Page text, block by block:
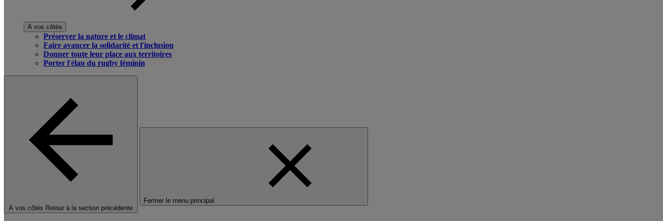
A vos côtés
Préserver la nature et le climat
Faire avancer la solidarité et l'inclusion
Donner toute leur place aux territoires
Porter l'élan du rugby féminin
A vos côtés Retour à la section précédente
Fermer le menu principal